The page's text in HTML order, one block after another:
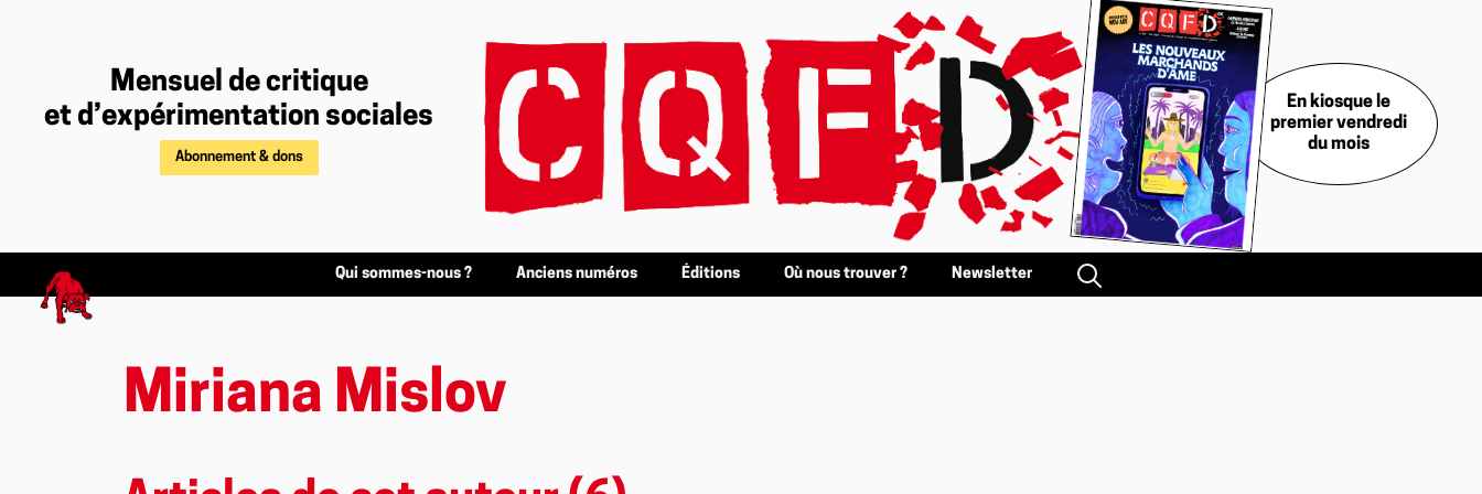
Mensuel de critique
et d’expérimentation sociales
Abonnement & dons
En kiosque le
premier vendredi
du mois
Qui sommes-nous ? Anciens numéros Éditions Où nous trouver ? Newsletter
Miriana Mislov